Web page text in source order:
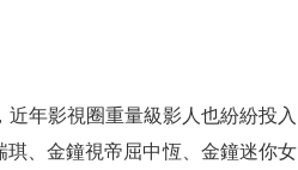
年影視圈重量級影人也紛紛投入
、金鐘視帝屈中恆、金鐘迷你女